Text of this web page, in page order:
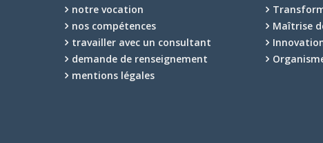
notre vocation
nos compétences
travailler avec un consultant
demande de renseignement
mentions légales
Maîtrise